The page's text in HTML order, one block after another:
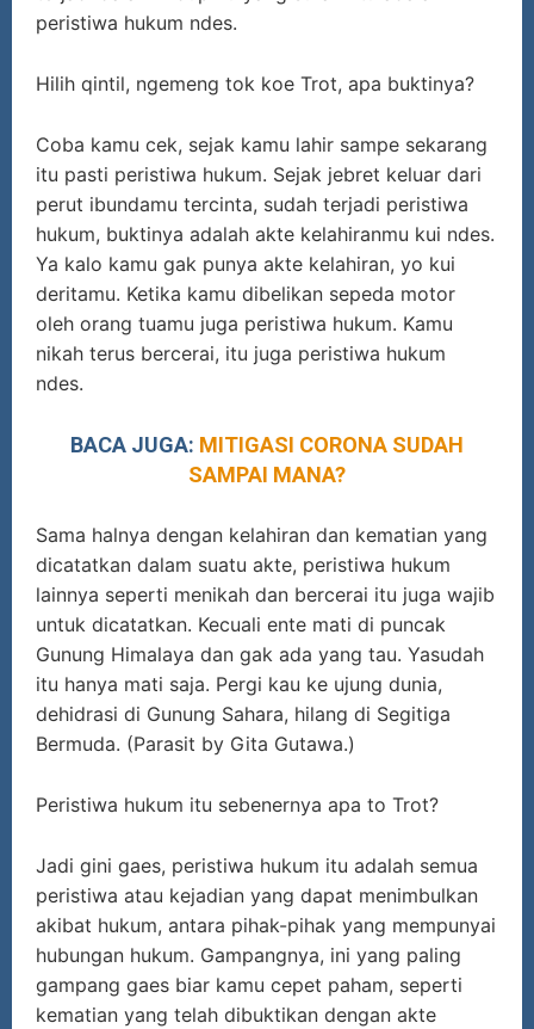
peristiwa hukum ndes.
Hilih qintil, ngemeng tok koe Trot, apa buktinya?
Coba kamu cek, sejak kamu lahir sampe sekarang
itu pasti peristiwa hukum. Sejak jebret keluar dari
perut ibundamu tercinta, sudah terjadi peristiwa
hukum, buktinya adalah akte kelahiranmu kui ndes.
Ya kalo kamu gak punya akte kelahiran, yo kui
deritamu. Ketika kamu dibelikan sepeda motor
oleh orang tuamu juga peristiwa hukum. Kamu
nikah terus bercerai, itu juga peristiwa hukum
ndes.
BACA JUGA: MITIGASI CORONA SUDAH
SAMPAI MANA?
Sama halnya dengan kelahiran dan kematian yang
dicatatkan dalam suatu akte, peristiwa hukum
lainnya seperti menikah dan bercerai itu juga wajib
untuk dicatatkan. Kecuali ente mati di puncak
Gunung Himalaya dan gak ada yang tau. Yasudah
itu hanya mati saja. Pergi kau ke ujung dunia,
dehidrasi di Gunung Sahara, hilang di Segitiga
Bermuda. (Parasit by Gita Gutawa.)
Peristiwa hukum itu sebenernya apa to Trot?
Jadi gini gaes, peristiwa hukum itu adalah semua
peristiwa atau kejadian yang dapat menimbulkan
akibat hukum, antara pihak-pihak yang mempunyai
hubungan hukum. Gampangnya, ini yang paling
gampang gaes biar kamu cepet paham, seperti
kematian yang telah dibuktikan dengan akte